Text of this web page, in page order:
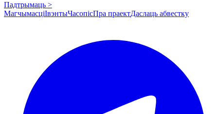
Падтрымаць >
МагчымасціІвэнтыЧасопісПра праектДаслаць абвестку